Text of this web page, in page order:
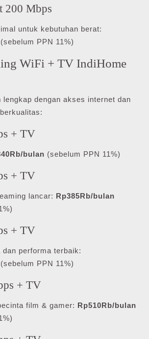
200 Mbps
untuk kebutuhan berat:
(sebelum PPN 11%)
WiFi + TV IndiHome
lengkap dengan akses internet dan
+ TV
bulan (sebelum PPN 11%)
+ TV
lancar: Rp385Rb/bulan
+ TV
dan performa terbaik:
(sebelum PPN 11%)
+ TV
film & gamer: Rp510Rb/bulan